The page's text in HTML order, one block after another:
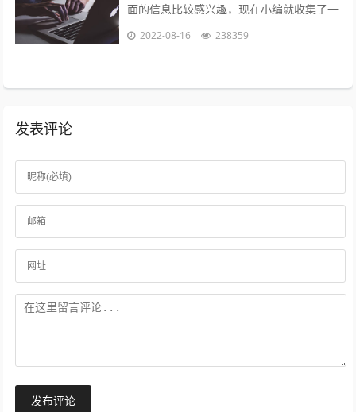
面的信息比较感兴趣，现在小编就收集了一
些与火拍短视频为什么不能播了相关的信息
2022-08-16 238359
发表评论
发布评论